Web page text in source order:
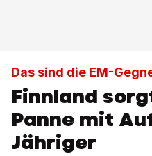
Das sind die EM-
Finnland
Panne mit
Jähriger